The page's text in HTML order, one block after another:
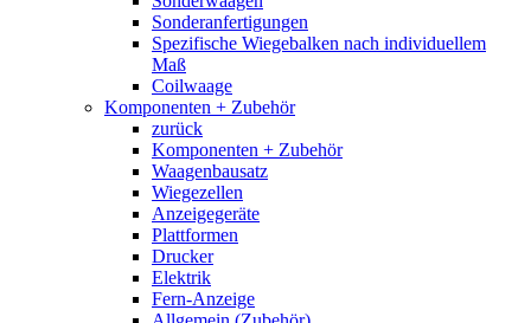
Sonderanfertigungen
Spezifische Wiegebalken nach individuellem
Maß
Coilwaage
Komponenten + Zubehör
zurück
Komponenten + Zubehör
Waagenbausatz
Wiegezellen
Anzeigegeräte
Plattformen
Drucker
Elektrik
Fern-Anzeige